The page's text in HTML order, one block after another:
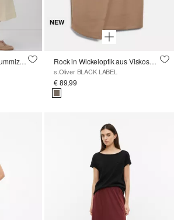
Baumwoll-Midirock mit Gummizug und Leistentaschen
NEW
Rock in Wickeloptik aus Viskosemix
s.Oliver BLACK LABEL
€ 89,99